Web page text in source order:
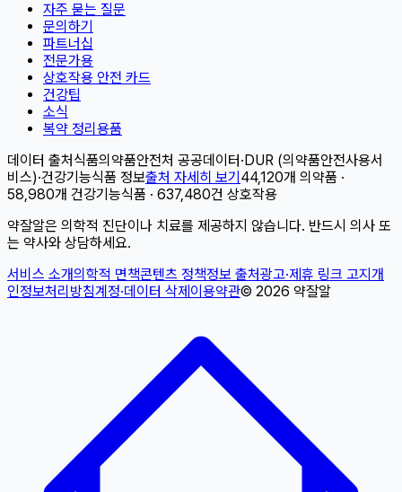
자주 묻는 질문
문의하기
파트너십
전문가용
상호작용 안전 카드
건강팁
소식
복약 정리용품
데이터 출처 식품의약품안전처 공공데이터 · DUR (의약품안전사용서
비스)·건강기능식품 정보출처 자세히 보기 44,120개 의약품 ·
58,980개 건강기능식품 · 637,480건 상호작용
약잘알은 의학적 진단이나 치료를 제공하지 않습니다. 반드시 의사 또
는 약사와 상담하세요.
서비스 소개의학적 면책콘텐츠 정책정보 출처광고·제휴 링크 고지 개
인정보처리방침계정·데이터 삭제 이용약관© 2026 약잘알